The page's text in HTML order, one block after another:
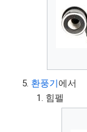
환풍기에서
힘펠